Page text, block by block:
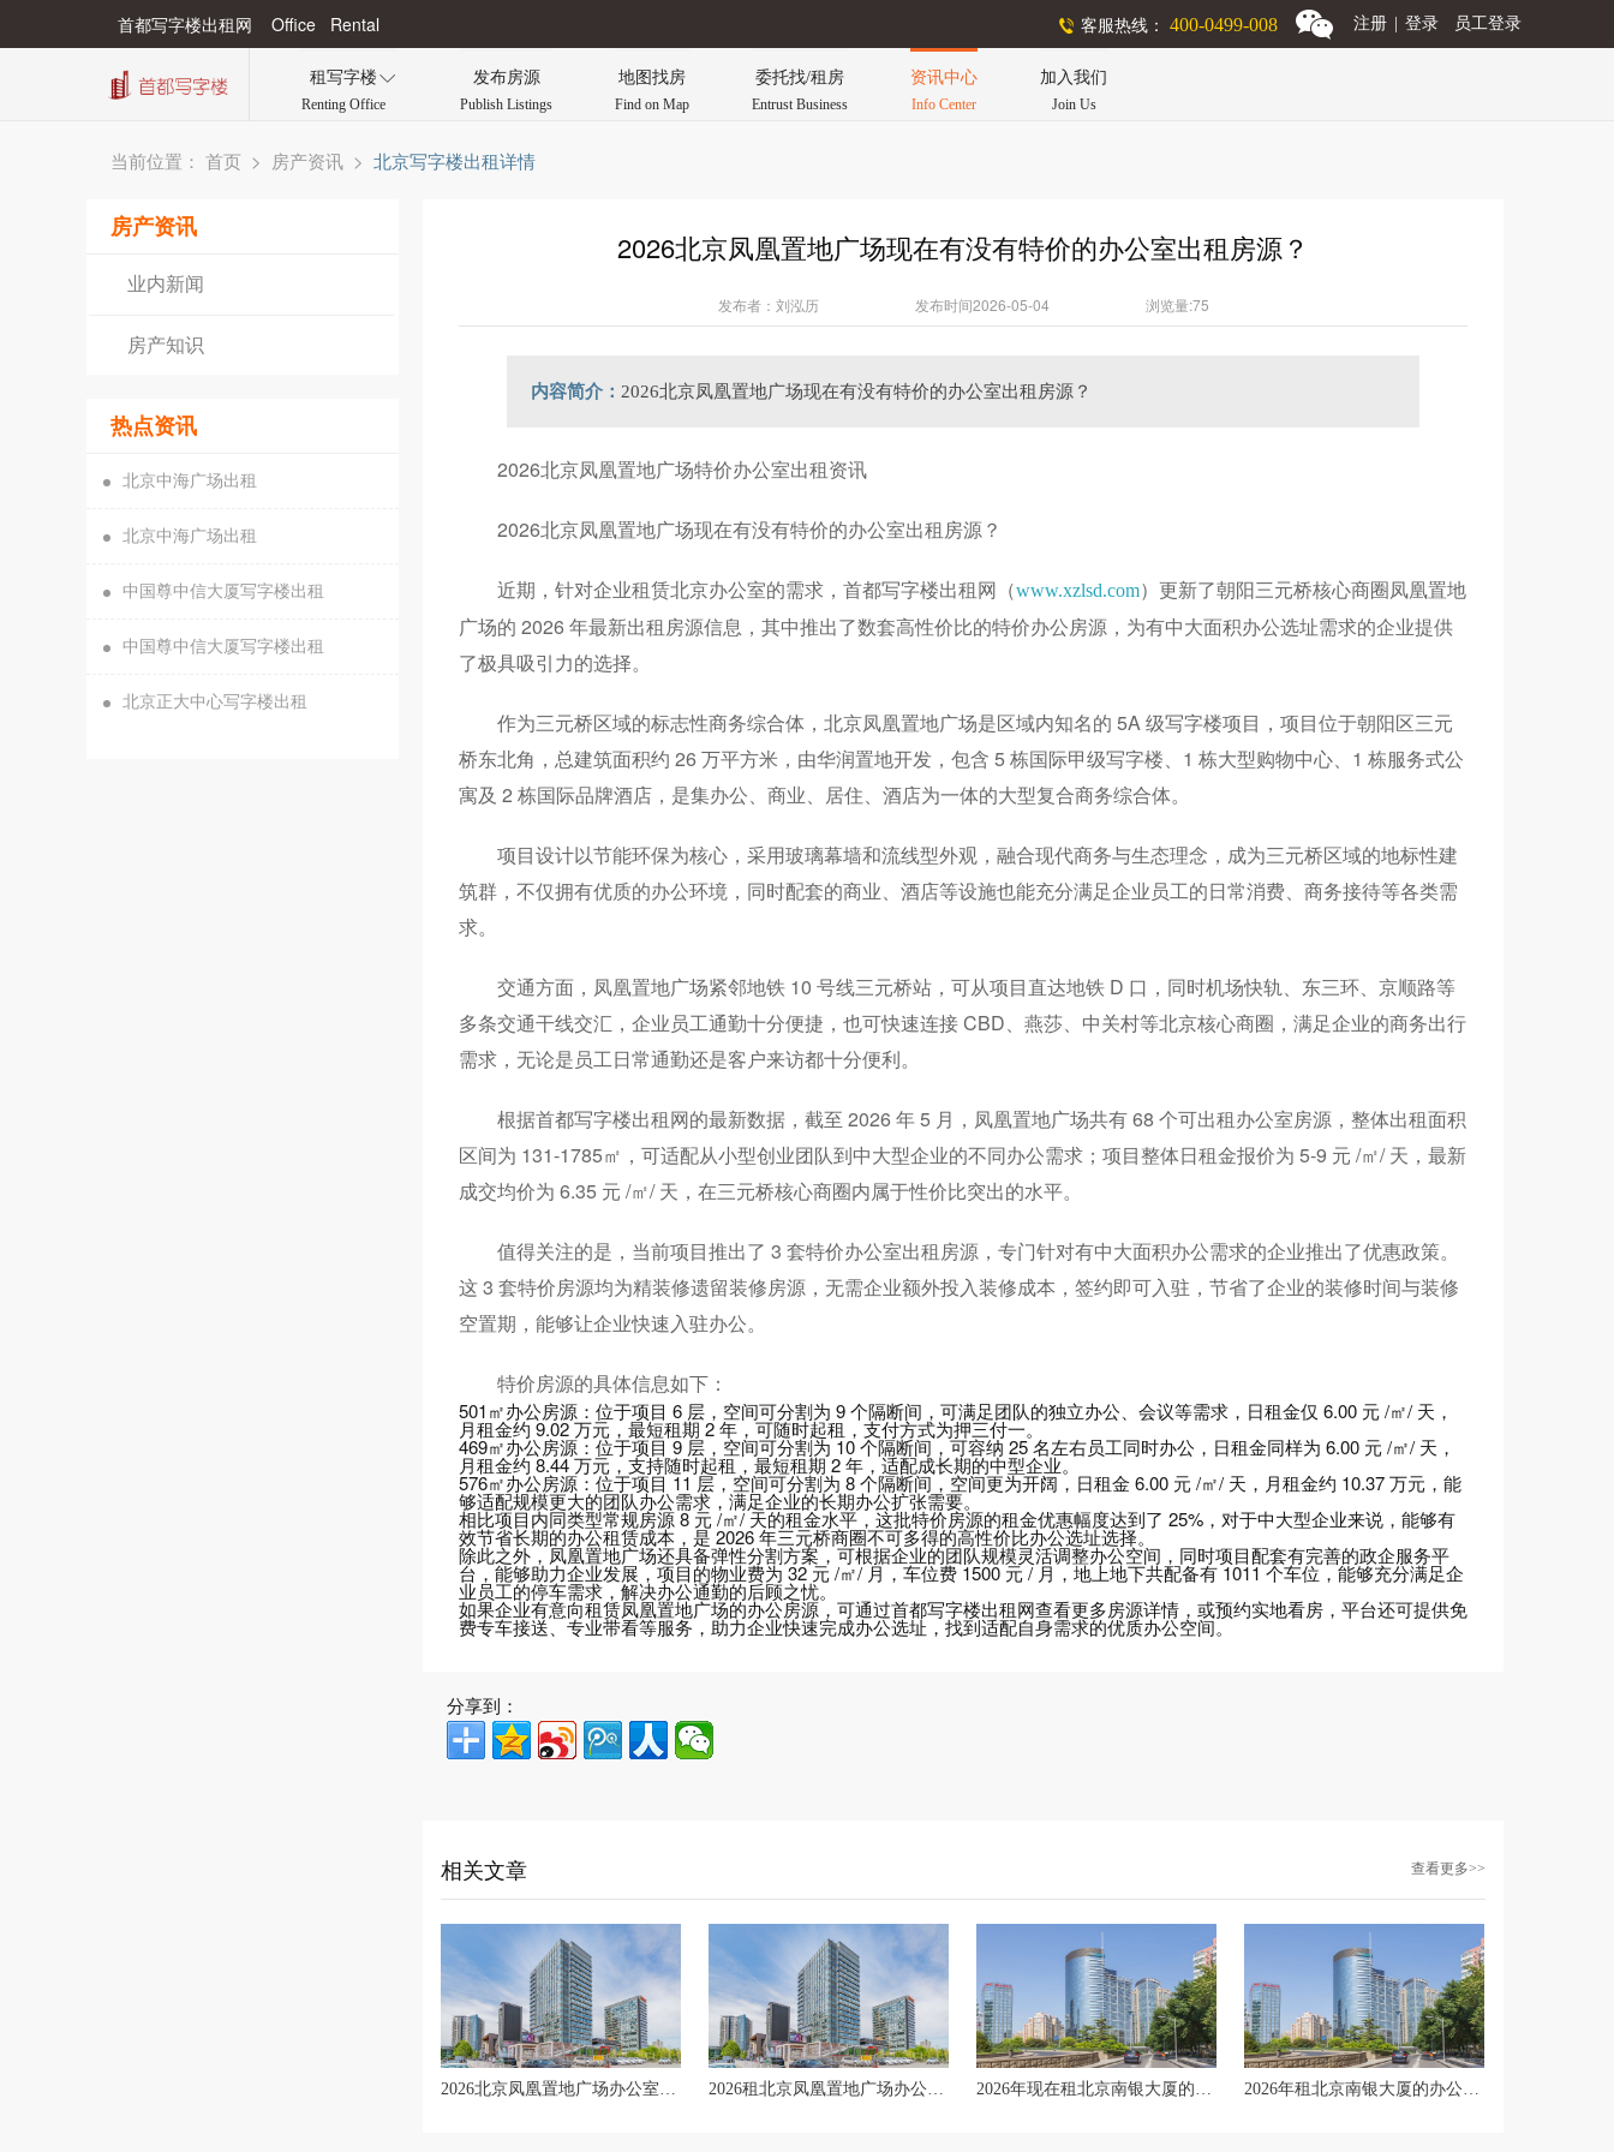
首都写字楼出租网 Office Rental 客服热线： 400-0499-008 注册 登录 员工登录
租写字楼
Renting Office
 发布房源
Publish Listings
地图找房
Find on Map
委托找/租房
Entrust Business
资讯中心
Info Center
加入我们
Join Us
当前位置： 首页 > 房产资讯 > 北京写字楼出租详情
房产资讯
业内新闻
房产知识
热点资讯
北京中海广场出租
北京中海广场出租
中国尊中信大厦写字楼出租
中国尊中信大厦写字楼出租
北京正大中心写字楼出租
2026北京凤凰置地广场现在有没有特价的办公室出租房源？
发布者：刘泓历 发布时间2026-05-04 浏览量:75
内容简介： 2026北京凤凰置地广场现在有没有特价的办公室出租房源？
2026北京凤凰置地广场特价办公室出租资讯
2026北京凤凰置地广场现在有没有特价的办公室出租房源？
近期，针对企业租赁北京办公室的需求，首都写字楼出租网（www.xzlsd.com）更新了朝阳三元桥核心商圈凤凰置地
广场的 2026 年最新出租房源信息，其中推出了数套高性价比的特价办公房源，为有中大面积办公选址需求的企业提供
了极具吸引力的选择。
作为三元桥区域的标志性商务综合体，北京凤凰置地广场是区域内知名的 5A 级写字楼项目，项目位于朝阳区三元
桥东北角，总建筑面积约 26 万平方米，由华润置地开发，包含 5 栋国际甲级写字楼、1 栋大型购物中心、1 栋服务式公
寓及 2 栋国际品牌酒店，是集办公、商业、居住、酒店为一体的大型复合商务综合体。
项目设计以节能环保为核心，采用玻璃幕墙和流线型外观，融合现代商务与生态理念，成为三元桥区域的地标性建
筑群，不仅拥有优质的办公环境，同时配套的商业、酒店等设施也能充分满足企业员工的日常消费、商务接待等各类需
求。
交通方面，凤凰置地广场紧邻地铁 10 号线三元桥站，可从项目直达地铁 D 口，同时机场快轨、东三环、京顺路等
多条交通干线交汇，企业员工通勤十分便捷，也可快速连接 CBD、燕莎、中关村等北京核心商圈，满足企业的商务出行
需求，无论是员工日常通勤还是客户来访都十分便利。
根据首都写字楼出租网的最新数据，截至 2026 年 5 月，凤凰置地广场共有 68 个可出租办公室房源，整体出租面积
区间为 131-1785㎡，可适配从小型创业团队到中大型企业的不同办公需求；项目整体日租金报价为 5-9 元 /㎡/ 天，最新
成交均价为 6.35 元 /㎡/ 天，在三元桥核心商圈内属于性价比突出的水平。
值得关注的是，当前项目推出了 3 套特价办公室出租房源，专门针对有中大面积办公需求的企业推出了优惠政策。
这 3 套特价房源均为精装修遗留装修房源，无需企业额外投入装修成本，签约即可入驻，节省了企业的装修时间与装修
空置期，能够让企业快速入驻办公。
特价房源的具体信息如下：
501㎡办公房源：位于项目 6 层，空间可分割为 9 个隔断间，可满足团队的独立办公、会议等需求，日租金仅 6.00 元 /㎡/ 天，
月租金约 9.02 万元，最短租期 2 年，可随时起租，支付方式为押三付一。
469㎡办公房源：位于项目 9 层，空间可分割为 10 个隔断间，可容纳 25 名左右员工同时办公，日租金同样为 6.00 元 /㎡/ 天，
月租金约 8.44 万元，支持随时起租，最短租期 2 年，适配成长期的中型企业。
576㎡办公房源：位于项目 11 层，空间可分割为 8 个隔断间，空间更为开阔，日租金 6.00 元 /㎡/ 天，月租金约 10.37 万元，能
够适配规模更大的团队办公需求，满足企业的长期办公扩张需要。
相比项目内同类型常规房源 8 元 /㎡/ 天的租金水平，这批特价房源的租金优惠幅度达到了 25%，对于中大型企业来说，能够有
效节省长期的办公租赁成本，是 2026 年三元桥商圈不可多得的高性价比办公选址选择。
除此之外，凤凰置地广场还具备弹性分割方案，可根据企业的团队规模灵活调整办公空间，同时项目配套有完善的政企服务平
台，能够助力企业发展，项目的物业费为 32 元 /㎡/ 月，车位费 1500 元 / 月，地上地下共配备有 1011 个车位，能够充分满足企
业员工的停车需求，解决办公通勤的后顾之忧。
如果企业有意向租赁凤凰置地广场的办公房源，可通过首都写字楼出租网查看更多房源详情，或预约实地看房，平台还可提供免
费专车接送、专业带看等服务，助力企业快速完成办公选址，找到适配自身需求的优质办公空间。
分享到：
相关文章 查看更多>>
2026北京凤凰置地广场办公室层高是多少？ 2026租北京凤凰置地广场办公室最小面积是多少？ 2026年现在租北京南银大厦的办公室，有没有相关的政府补贴可以申请？ 2026年租北京南银大厦的办公室，要怎么预约实地看房呢？